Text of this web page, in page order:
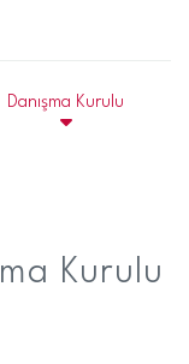
Danışma Kurulu
Kurulu